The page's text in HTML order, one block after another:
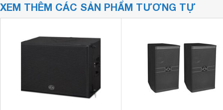
XEM THÊM CÁC SẢN PHẨM TƯƠNG TỰ